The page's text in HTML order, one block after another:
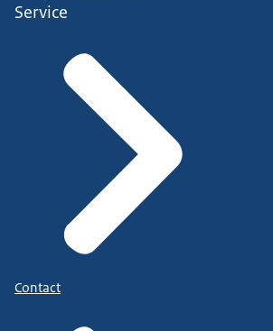
Service
Contact